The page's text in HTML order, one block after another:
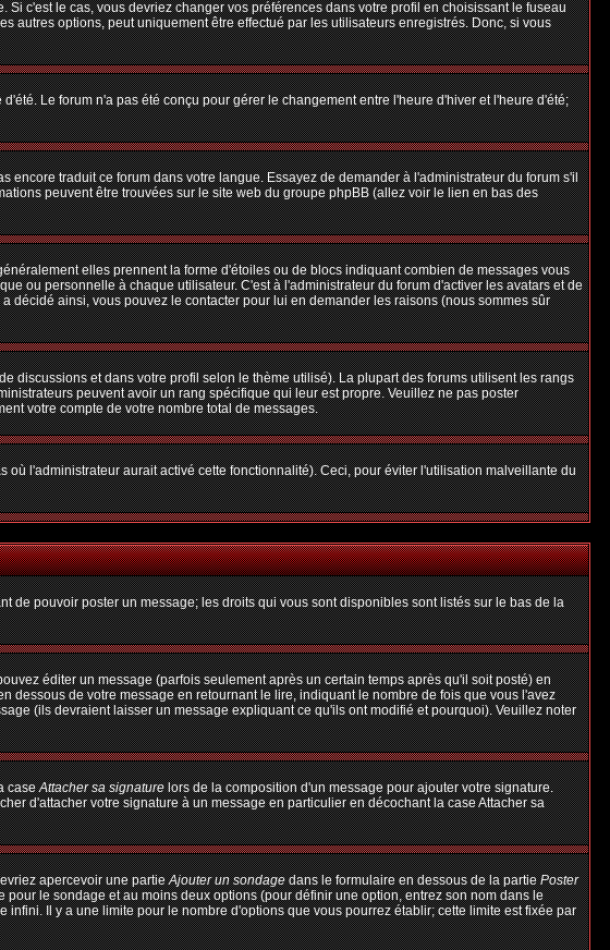
c'est le cas, vous devriez changer vos préférences dans votre profil en choisissant le fuseau
autres options, peut uniquement être effectué par les utilisateurs enregistrés. Donc, si vous
Le forum n'a pas été conçu pour gérer le changement entre l'heure d'hiver et l'heure d'été;
traduit ce forum dans votre langue. Essayez de demander à l'administrateur du forum s'il
peuvent être trouvées sur le site web du groupe phpBB (allez voir le lien en bas des
elles prennent la forme d'étoiles ou de blocs indiquant combien de messages vous
ou personnelle à chaque utilisateur. C'est à l'administrateur du forum d'activer les avatars et de
ainsi, vous pouvez le contacter pour lui en demander les raisons (nous sommes sûr
discussions et dans votre profil selon le thème utilisé). La plupart des forums utilisent les rangs
peuvent avoir un rang spécifique qui leur est propre. Veuillez ne pas poster
votre compte de votre nombre total de messages.
l'administrateur aurait activé cette fonctionnalité). Ceci, pour éviter l'utilisation malveillante du
de pouvoir poster un message; les droits qui vous sont disponibles sont listés sur le bas de la
éditer un message (parfois seulement après un certain temps après qu'il soit posté) en
de votre message en retournant le lire, indiquant le nombre de fois que vous l'avez
(ils devraient laisser un message expliquant ce qu'ils ont modifié et pourquoi). Veuillez noter
caseAttacher sa signaturelors de la composition d'un message pour ajouter votre signature.
d'attacher votre signature à un message en particulier en décochant la case Attacher sa
apercevoir une partieAjouter un sondagedans le formulaire en dessous de la partiePoster
le sondage et au moins deux options (pour définir une option, entrez son nom dans le
Il y a une limite pour le nombre d'options que vous pourrez établir; cette limite est fixée par